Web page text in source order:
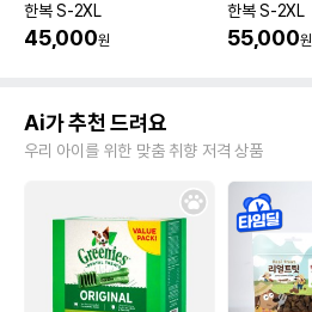
한복 S-2XL
45,000원
한복 S-2XL
55,000원
Ai가 추천 드려요
우리 아이를 위한 맞춤 취향 저격 상품